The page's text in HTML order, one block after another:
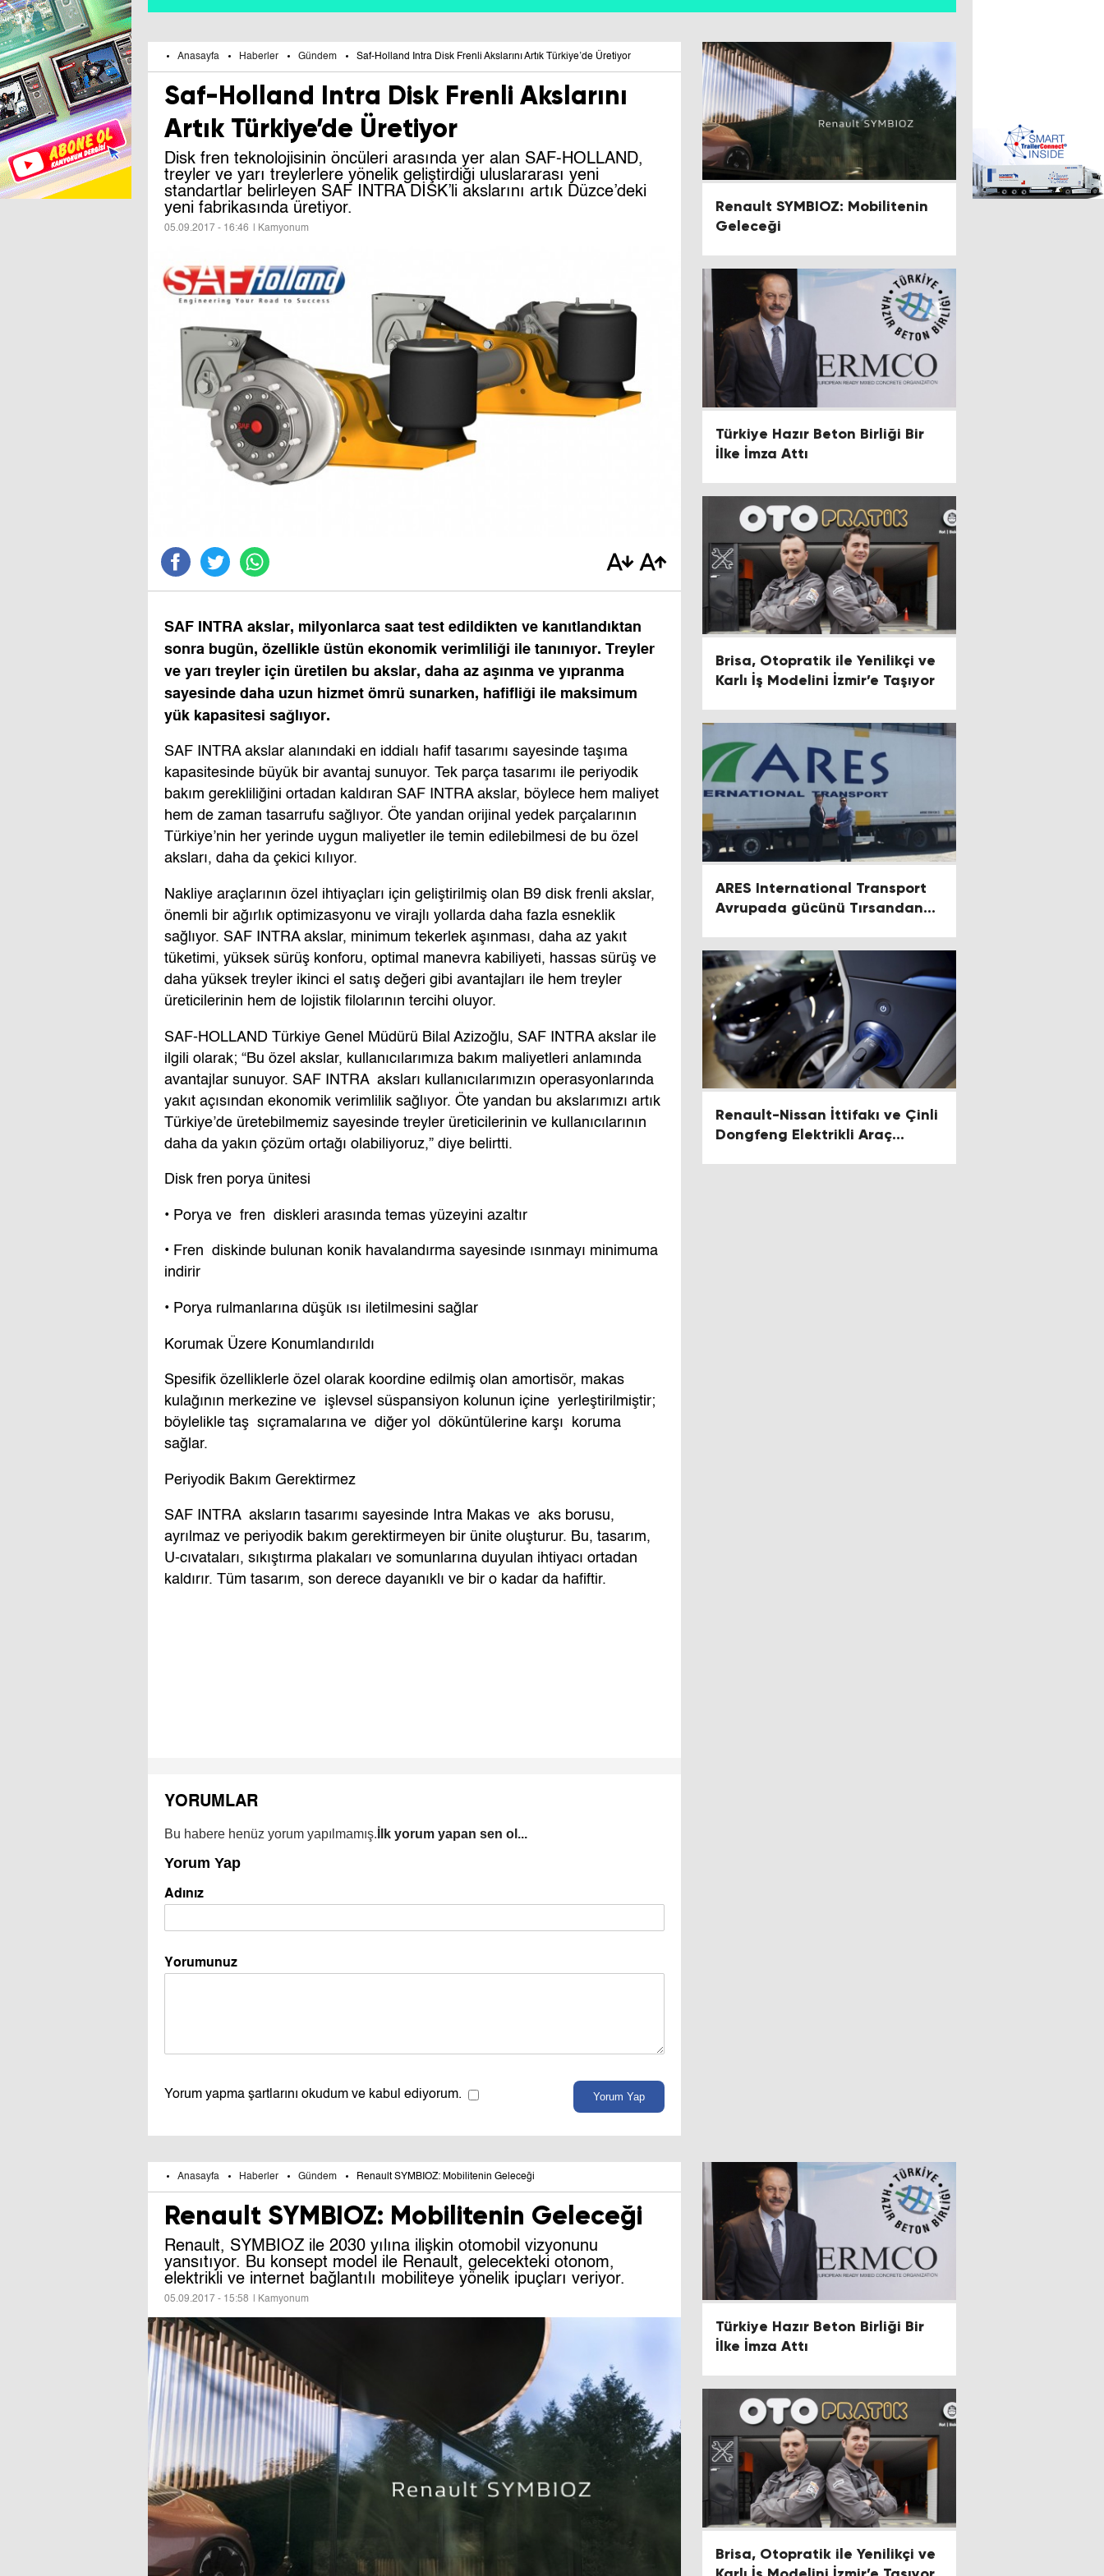
Anasayfa Haberler Gündem Saf-Holland Intra Disk Frenli Akslarını Artık Türkiye’de Üretiyor
Saf-Holland Intra Disk Frenli Akslarını
Artık Türkiye’de Üretiyor
Disk fren teknolojisinin öncüleri arasında yer alan SAF-HOLLAND,
treyler ve yarı treylerlere yönelik geliştirdiği uluslararası yeni
standartlar belirleyen SAF INTRA DİSK’li akslarını artık Düzce’deki
yeni fabrikasında üretiyor.
05.09.2017 - 16:46 | Kamyonum
SAF INTRA akslar, milyonlarca saat test edildikten ve kanıtlandıktan
sonra bugün, özellikle üstün ekonomik verimliliği ile tanınıyor. Treyler
ve yarı treyler için üretilen bu akslar, daha az aşınma ve yıpranma
sayesinde daha uzun hizmet ömrü sunarken, hafifliği ile maksimum
yük kapasitesi sağlıyor.
SAF INTRA akslar alanındaki en iddialı hafif tasarımı sayesinde taşıma
kapasitesinde büyük bir avantaj sunuyor. Tek parça tasarımı ile periyodik
bakım gerekliliğini ortadan kaldıran SAF INTRA akslar, böylece hem maliyet
hem de zaman tasarrufu sağlıyor. Öte yandan orijinal yedek parçalarının
Türkiye’nin her yerinde uygun maliyetler ile temin edilebilmesi de bu özel
aksları, daha da çekici kılıyor.
Nakliye araçlarının özel ihtiyaçları için geliştirilmiş olan B9 disk frenli akslar,
önemli bir ağırlık optimizasyonu ve virajlı yollarda daha fazla esneklik
sağlıyor. SAF INTRA akslar, minimum tekerlek aşınması, daha az yakıt
tüketimi, yüksek sürüş konforu, optimal manevra kabiliyeti, hassas sürüş ve
daha yüksek treyler ikinci el satış değeri gibi avantajları ile hem treyler
üreticilerinin hem de lojistik filolarının tercihi oluyor.
SAF-HOLLAND Türkiye Genel Müdürü Bilal Azizoğlu, SAF INTRA akslar ile
ilgili olarak; “Bu özel akslar, kullanıcılarımıza bakım maliyetleri anlamında
avantajlar sunuyor. SAF INTRA aksları kullanıcılarımızın operasyonlarında
yakıt açısından ekonomik verimlilik sağlıyor. Öte yandan bu akslarımızı artık
Türkiye’de üretebilmemiz sayesinde treyler üreticilerinin ve kullanıcılarının
daha da yakın çözüm ortağı olabiliyoruz,” diye belirtti.
Disk fren porya ünitesi
• Porya ve fren diskleri arasında temas yüzeyini azaltır
• Fren diskinde bulunan konik havalandırma sayesinde ısınmayı minimuma
indirir
• Porya rulmanlarına düşük ısı iletilmesini sağlar
Korumak Üzere Konumlandırıldı
Spesifik özelliklerle özel olarak koordine edilmiş olan amortisör, makas
kulağının merkezine ve işlevsel süspansiyon kolunun içine yerleştirilmiştir;
böylelikle taş sıçramalarına ve diğer yol döküntülerine karşı koruma
sağlar.
Periyodik Bakım Gerektirmez
SAF INTRA aksların tasarımı sayesinde Intra Makas ve aks borusu,
ayrılmaz ve periyodik bakım gerektirmeyen bir ünite oluşturur. Bu, tasarım,
U-cıvataları, sıkıştırma plakaları ve somunlarına duyulan ihtiyacı ortadan
kaldırır. Tüm tasarım, son derece dayanıklı ve bir o kadar da hafiftir.
YORUMLAR
Bu habere henüz yorum yapılmamış. İlk yorum yapan sen ol...
Yorum Yap
Adınız
Yorumunuz
Yorum yapma şartlarını okudum ve kabul ediyorum. Yorum Yap
Renault SYMBIOZ: Mobilitenin
Geleceği
Türkiye Hazır Beton Birliği Bir
İlke İmza Attı
Brisa, Otopratik ile Yenilikçi ve
Karlı İş Modelini İzmir’e Taşıyor
ARES International Transport
Avrupada gücünü Tırsandan
Renault-Nissan İttifakı ve Çinli
Dongfeng Elektrikli Araç
Anasayfa Haberler Gündem Renault SYMBIOZ: Mobilitenin Geleceği
Renault SYMBIOZ: Mobilitenin Geleceği
Renault, SYMBIOZ ile 2030 yılına ilişkin otomobil vizyonunu
yansıtıyor. Bu konsept model ile Renault, gelecekteki otonom,
elektrikli ve internet bağlantılı mobiliteye yönelik ipuçları veriyor.
05.09.2017 - 15:58 | Kamyonum
Türkiye Hazır Beton Birliği Bir
İlke İmza Attı
Brisa, Otopratik ile Yenilikçi ve